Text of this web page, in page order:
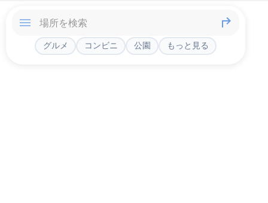
グルメ コンビニ 公園 もっと見る